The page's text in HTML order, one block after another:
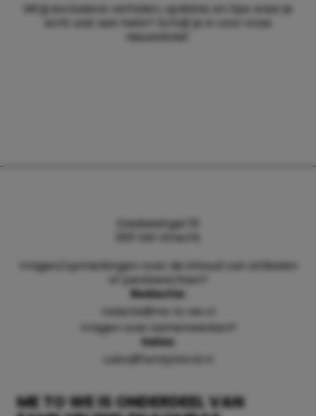
Wil jij exclusieve verhalen, updates en tips waar je
echt wat aan hebt? Schrijf je in voor onze
nieuwsbrief.
ME TO WE IS ONDERDEEL VAN
Daalsesingel 51
3511 SW Utrecht
Vragen/opmerkingen over de inhoud van artikelen
of persberichten?
Redactie:
redactie@me-to-we.nl
Vragen over samenwerken?
Sales:
sales@familyblend.nl